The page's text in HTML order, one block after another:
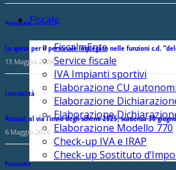
Fiscale
FiscalmEnte
Service fiscale
IVA Impianti sportivi
Elaborazione CU
Elaborazione
Elaborazione
Elaborazione Modello 770
Check-up IVA e IRAP
Check-up Sostituto
Personale
La spesa per il personale impiegato nelle funzioni c.d.
13 Maggio 2026
Contabilità
Accrual: al via l’invio degli schemi 2025, scadenza 30 giugno
6 Maggio 2026
Personale